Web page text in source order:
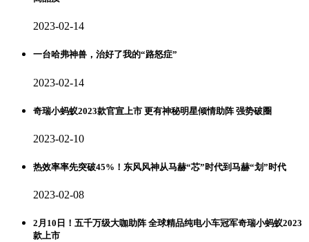
2023-02-14
一台哈弗神兽，治好了我的“路怒症”
2023-02-14
奇瑞小蚂蚁2023款官宣上市 更有神秘明星倾情助阵 强势破圈
2023-02-10
热效率率先突破45%！东风风神从马赫“芯”时代到马赫“划”时代
2023-02-08
2月10日！五千万级大咖助阵 全球精品纯电小车冠军奇瑞小蚂蚁2023
款上市